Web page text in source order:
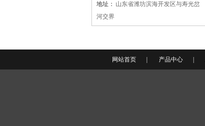
氧化镁
地址： 山东省潍坊滨海开发区与寿光岔
河交界
网站首页 产品中心